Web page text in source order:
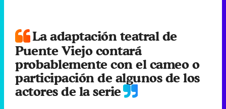
La adaptación teatral de
Puente Viejo contará
probablemente con el cameo o
participación de algunos de los
actores de la serie